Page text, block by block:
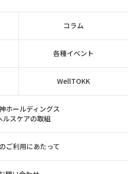
コラム
各種イベント
WellTOKK
ホールディングス
スケアの取組
ご利用にあたって